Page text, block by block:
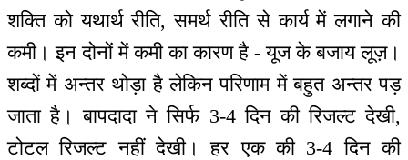
शक्ति को यथार्थ रीति, समर्थ रीति से कार्य में लगाने की
कमी। इन दोनों में कमी का कारण है - यूज के बजाय लूज़।
शब्दों में अन्तर थोड़ा है लेकिन परिणाम में बहुत अन्तर पड़
जाता है। बापदादा ने सिर्फ 3-4 दिन की रिजल्ट देखी,
टोटल रिजल्ट नहीं देखी। हर एक की 3-4 दिन की